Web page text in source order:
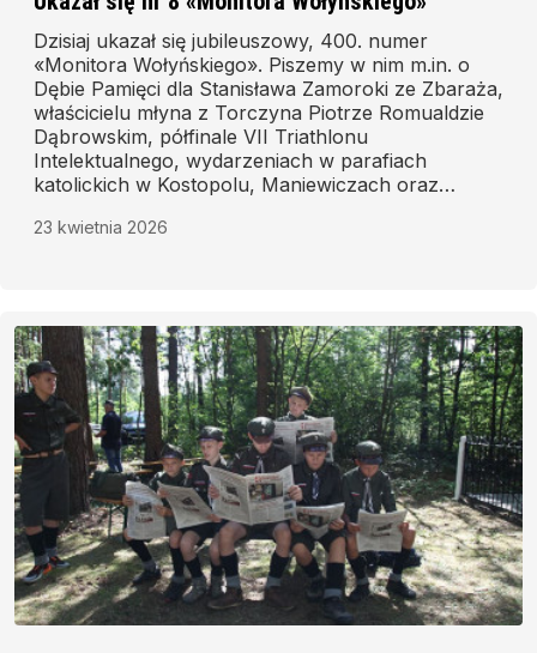
Dzisiaj ukazał się jubileuszowy, 400. numer
«Monitora Wołyńskiego». Piszemy w nim m.in. o
Dębie Pamięci dla Stanisława Zamoroki ze Zbaraża,
właścicielu młyna z Torczyna Piotrze Romualdzie
Dąbrowskim, półfinale VII Triathlonu
Intelektualnego, wydarzeniach w parafiach
katolickich w Kostopolu, Maniewiczach oraz
23 kwietnia 2026